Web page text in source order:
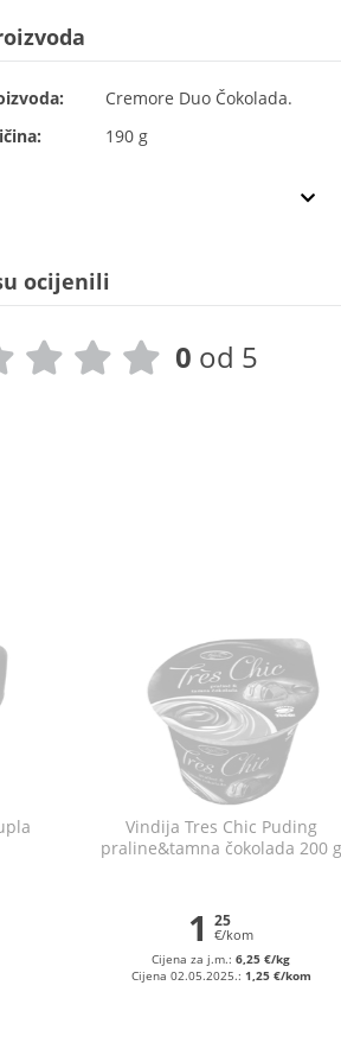
Cremore Duo Čokolada.
190 g
ocijenili
0 od 5
Vindija Tres Chic Puding
praline&tamna čokolada 200 g
1 25
€/kom
Cijena za j.m.:6,25 €/kg
Cijena 02.05.2025.: 1,25 €/kom